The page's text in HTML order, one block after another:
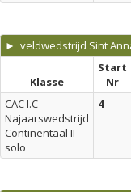
► veldwedstrijd Sint
Klasse
Start
Nr
CAC I.C
Najaarswedstrijd
Continentaal II
solo
4